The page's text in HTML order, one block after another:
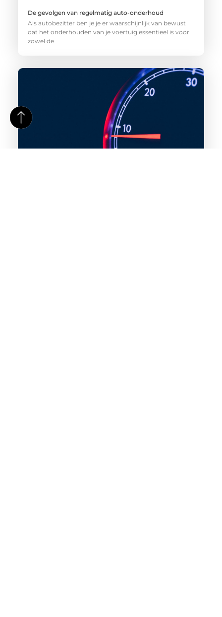
De gevolgen van regelmatig auto-onderhoud
Als autobezitter ben je je er waarschijnlijk van bewust
dat het onderhouden van je voertuig essentieel is voor
zowel de